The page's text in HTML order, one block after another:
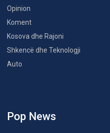
Opinion
Koment
Kosova dhe Rajoni
Shkencë dhe Teknologji
Auto
Pop News